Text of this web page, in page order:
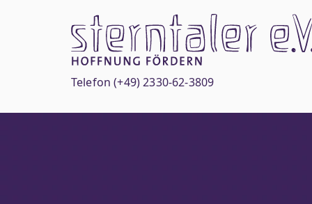
Telefon(+49) 2330-62-3809